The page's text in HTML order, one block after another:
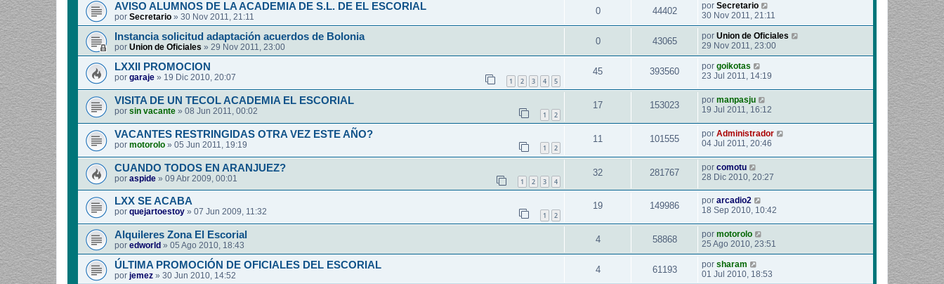
AVISO ALUMNOS DE LA ACADEMIA DE S.L. DE EL ESCORIAL
por Secretario » 30 Nov 2011, 21:11
0 44402 por Secretario
30 Nov 2011, 21:11
Instancia solicitud adaptación acuerdos de Bolonia
por Union de Oficiales » 29 Nov 2011, 23:00
0 43065 por Union de Oficiales
29 Nov 2011, 23:00
LXXII PROMOCION
por garaje » 19 Dic 2010, 20:07 1 2 3 4 5
45 393560 por goikotas
23 Jul 2011, 14:19
VISITA DE UN TECOL ACADEMIA EL ESCORIAL
por sin vacante » 08 Jun 2011, 00:02 1 2
17 153023 por manpasju
19 Jul 2011, 16:12
VACANTES RESTRINGIDAS OTRA VEZ ESTE AÑO?
por motorolo » 05 Jun 2011, 19:19 1 2
11 101555 por Administrador
04 Jul 2011, 20:46
CUANDO TODOS EN ARANJUEZ?
por aspide » 09 Abr 2009, 00:01 1 2 3 4
32 281767 por comotu
28 Dic 2010, 20:27
LXX SE ACABA
por quejartoestoy » 07 Jun 2009, 11:32 1 2
19 149986 por arcadio2
18 Sep 2010, 10:42
Alquileres Zona El Escorial
por edworld » 05 Ago 2010, 18:43
4 58868 por motorolo
25 Ago 2010, 23:51
ÚLTIMA PROMOCIÓN DE OFICIALES DEL ESCORIAL
por jemez » 30 Jun 2010, 14:52
4 61193 por sharam
01 Jul 2010, 18:53